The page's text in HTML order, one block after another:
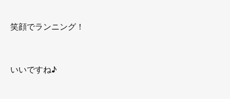
笑顔でランニング！
いいですね♪